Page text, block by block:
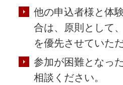
他の申込者様と体
合は、原則として
を優先させていた
参加が困難となっ
相談ください。